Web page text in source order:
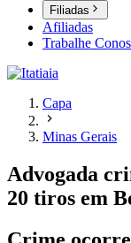
Filiadas
Afiliadas
Trabalhe
Capa
Minas Gerais
Advogada
20 tiros em